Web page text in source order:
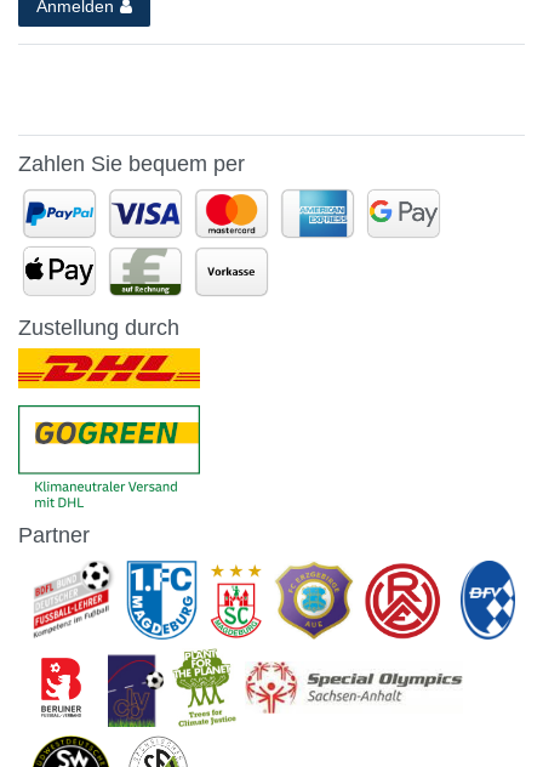
Anmelden
Zahlen Sie bequem per
Zustellung durch
Partner